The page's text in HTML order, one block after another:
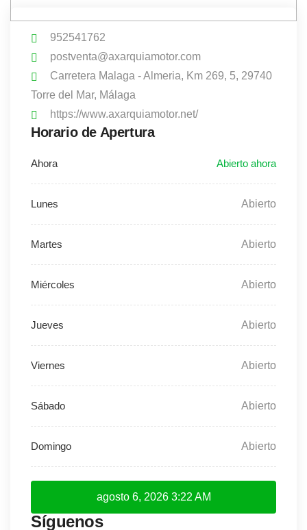
952541762
postventa@axarquiamotor.com
Carretera Malaga - Almeria, Km 269, 5, 29740
Torre del Mar, Málaga
https://www.axarquiamotor.net/
Horario de Apertura
Abierto
Abierto
Abierto
Abierto
Abierto
Abierto
Abierto
agosto 6, 2026 3:22 AM
Síguenos